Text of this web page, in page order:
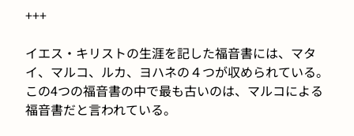
+++
イエス・キリストの生涯を記した福音書には、マタ
イ、マルコ、ルカ、ヨハネの４つが収められている。
この4つの福音書の中で最も古いのは、マルコによる
福音書だと言われている。